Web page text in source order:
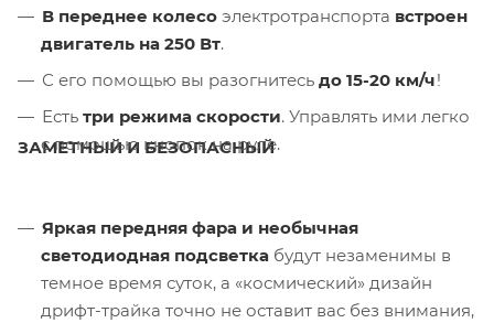
В переднее колесо электротранспорта встроен
двигатель на 250 Вт.
С его помощью вы разогнитесь до 15-20 км/ч!
Есть три режима скорости. Управлять ими легко
с помощью кнопок на руле.
ЗАМЕТНЫЙ И БЕЗОПАСНЫЙ
Яркая передняя фара и необычная
светодиодная подсветка будут незаменимы в
темное время суток, а «космический» дизайн
дрифт-трайка точно не оставит вас без внимания,